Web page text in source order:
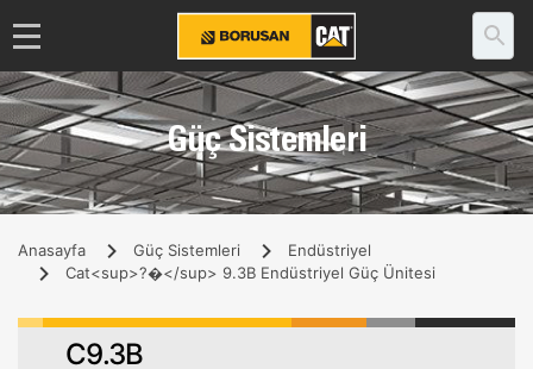
Güç Sistemleri
Anasayfa Güç Sistemleri
Endüstriyel
Cat<sup>?�</sup> 9.3B Endüstriyel Güç Ünitesi
C9.3B